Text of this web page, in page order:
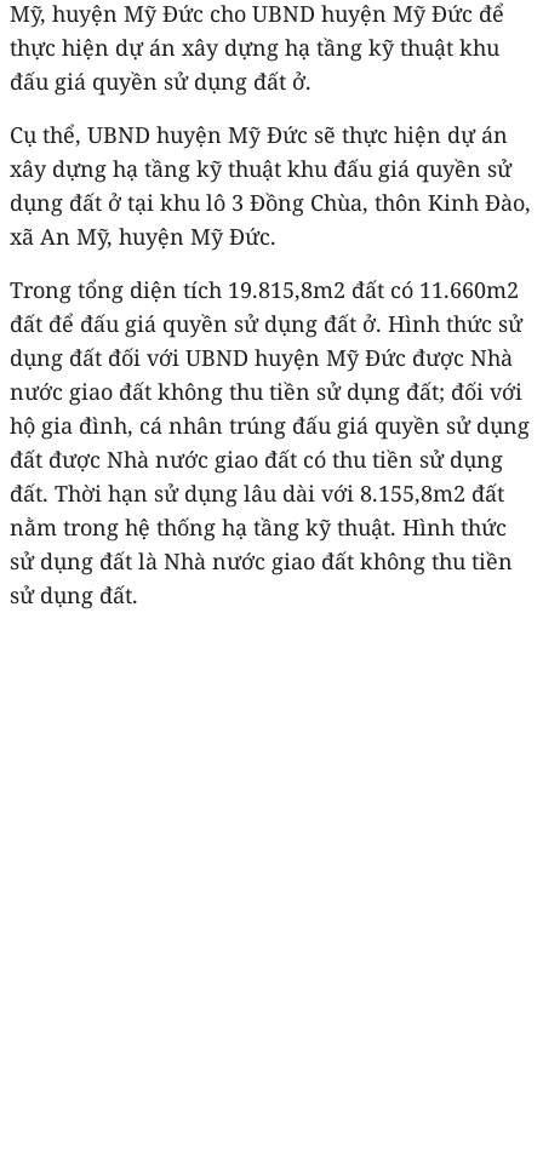
Mỹ, huyện Mỹ Đức cho UBND huyện Mỹ Đức để
thực hiện dự án xây dựng hạ tầng kỹ thuật khu
đấu giá quyền sử dụng đất ở.
Cụ thể, UBND huyện Mỹ Đức sẽ thực hiện dự án
xây dựng hạ tầng kỹ thuật khu đấu giá quyền sử
dụng đất ở tại khu lô 3 Đồng Chùa, thôn Kinh Đào,
xã An Mỹ, huyện Mỹ Đức.
Trong tổng diện tích 19.815,8m2 đất có 11.660m2
đất để đấu giá quyền sử dụng đất ở. Hình thức sử
dụng đất đối với UBND huyện Mỹ Đức được Nhà
nước giao đất không thu tiền sử dụng đất; đối với
hộ gia đình, cá nhân trúng đấu giá quyền sử dụng
đất được Nhà nước giao đất có thu tiền sử dụng
đất. Thời hạn sử dụng lâu dài với 8.155,8m2 đất
nằm trong hệ thống hạ tầng kỹ thuật. Hình thức
sử dụng đất là Nhà nước giao đất không thu tiền
sử dụng đất.